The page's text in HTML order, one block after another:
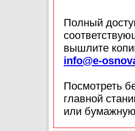
Полный
вышлите
info@e-
Посмотреть
главной
или